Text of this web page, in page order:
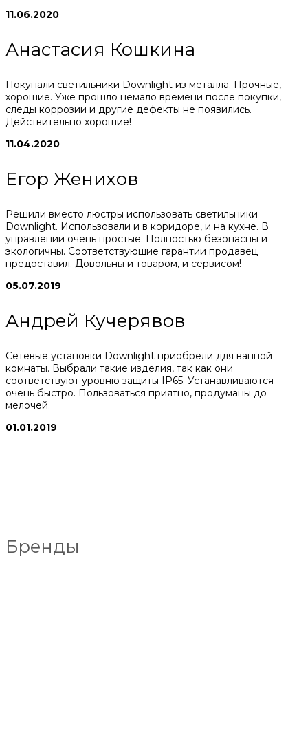
11.06.2020
Анастасия Кошкина
Покупали светильники Downlight из металла. Прочные,
хорошие. Уже прошло немало времени после покупки,
следы коррозии и другие дефекты не появились.
Действительно хорошие!
11.04.2020
Егор Женихов
Решили вместо люстры использовать светильники
Downlight. Использовали и в коридоре, и на кухне. В
управлении очень простые. Полностью безопасны и
экологичны. Соответствующие гарантии продавец
предоставил. Довольны и товаром, и сервисом!
05.07.2019
Андрей Кучерявов
Сетевые установки Downlight приобрели для ванной
комнаты. Выбрали такие изделия, так как они
соответствуют уровню защиты IP65. Устанавливаются
очень быстро. Пользоваться приятно, продуманы до
мелочей.
01.01.2019
Бренды